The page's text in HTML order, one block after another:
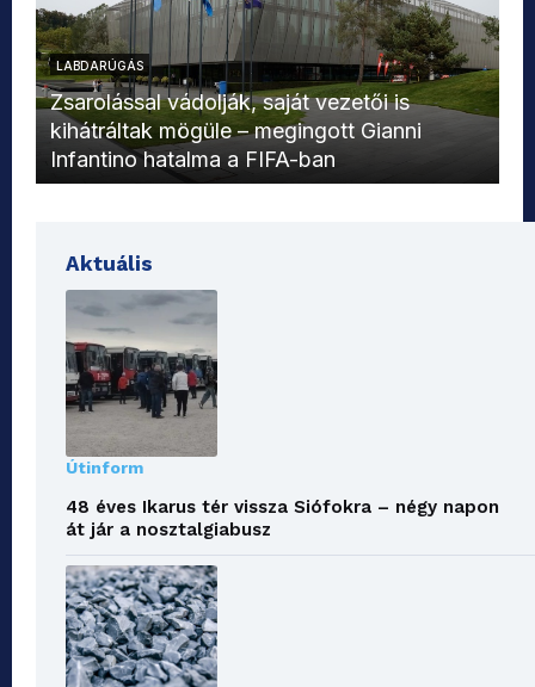
LABDARÚGÁS
Zsarolással vádolják, saját vezetői is
kihátráltak mögüle – megingott Gianni
Infantino hatalma a FIFA-ban
Aktuális
Útinform
48 éves Ikarus tér vissza Siófokra – négy napon
át jár a nosztalgiabusz